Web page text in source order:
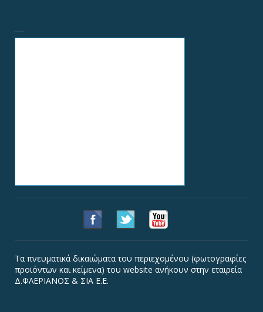
Τα πνευματικά δικαιώματα του περιεχομένου (φωτογραφίες
προϊόντων και κείμενα) του website ανήκουν στην εταιρεία
Δ.ΦΛΕΡΙΑΝΟΣ & ΣΙΑ Ε.Ε.